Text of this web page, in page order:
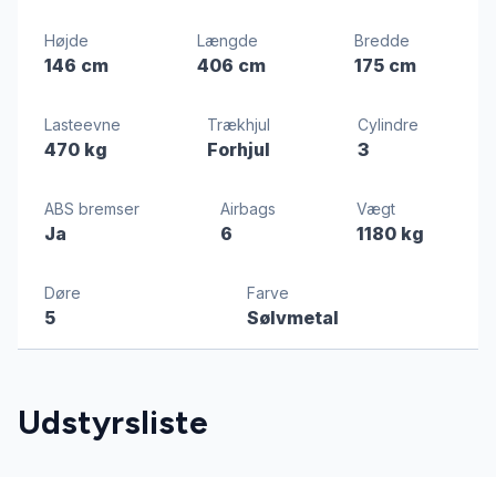
Højde
146 cm
Længde
406 cm
Bredde
175 cm
Lasteevne
470 kg
Trækhjul
Forhjul
Cylindre
3
ABS bremser
Ja
Airbags
6
Vægt
1180 kg
Døre
5
Farve
Sølvmetal
Udstyrsliste